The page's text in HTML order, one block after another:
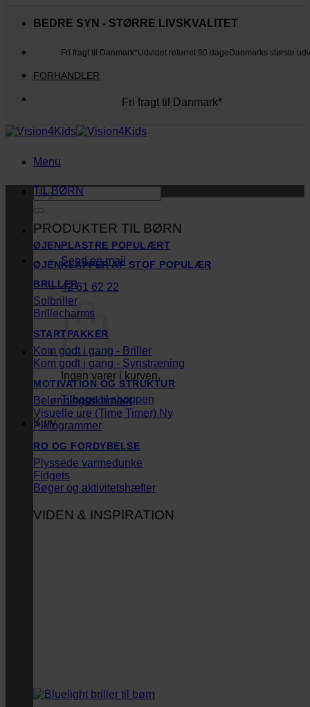
BEDRE SYN - STØRRE LIVSKVALITET
Fri fragt til Danmark*Udvidet returret 90 dage Danmarks største
FORHANDLER
Fri fragt til Danmark*
Menu
Søg
efter:
Send en mail
42 61 62 22
Ingen varer i kurven.
Tilbage til shoppen
Kurv
TIL BØRN
PRODUKTER TIL BØRN
ØJENPLASTRE
ØJENKLAPPER AF STOF
BRILLER
Solbriller
Brillecharms
STARTPAKKER
Kom godt i gang - Briller
Kom godt i gang - Synstræning
MOTIVATION OG STRUKTUR
Belønningsskemaer
Visuelle ure (Time Timer)
Piktogrammer
RO OG FORDYBELSE
Plyssede varmedunke
Fidgets
Bøger og aktivitetshæfter
VIDEN & INSPIRATION